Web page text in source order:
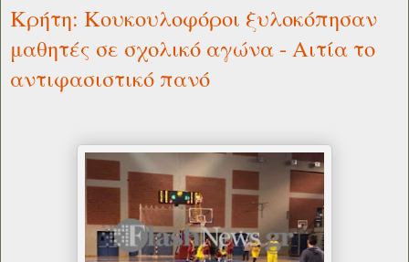
Κρήτη: Κουκουλοφόροι ξυλοκόπησαν
μαθητές σε σχολικό αγώνα - Αιτία το
αντιφασιστικό πανό